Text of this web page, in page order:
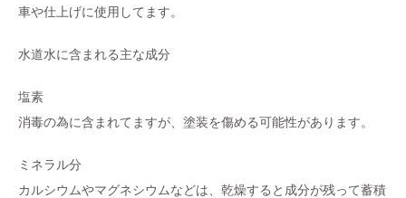
車や仕上げに使用してます。
水道水に含まれる主な成分
塩素
消毒の為に含まれてますが、塗装を傷める可能性があります。
ミネラル分
カルシウムやマグネシウムなどは、乾燥すると成分が残って蓄積